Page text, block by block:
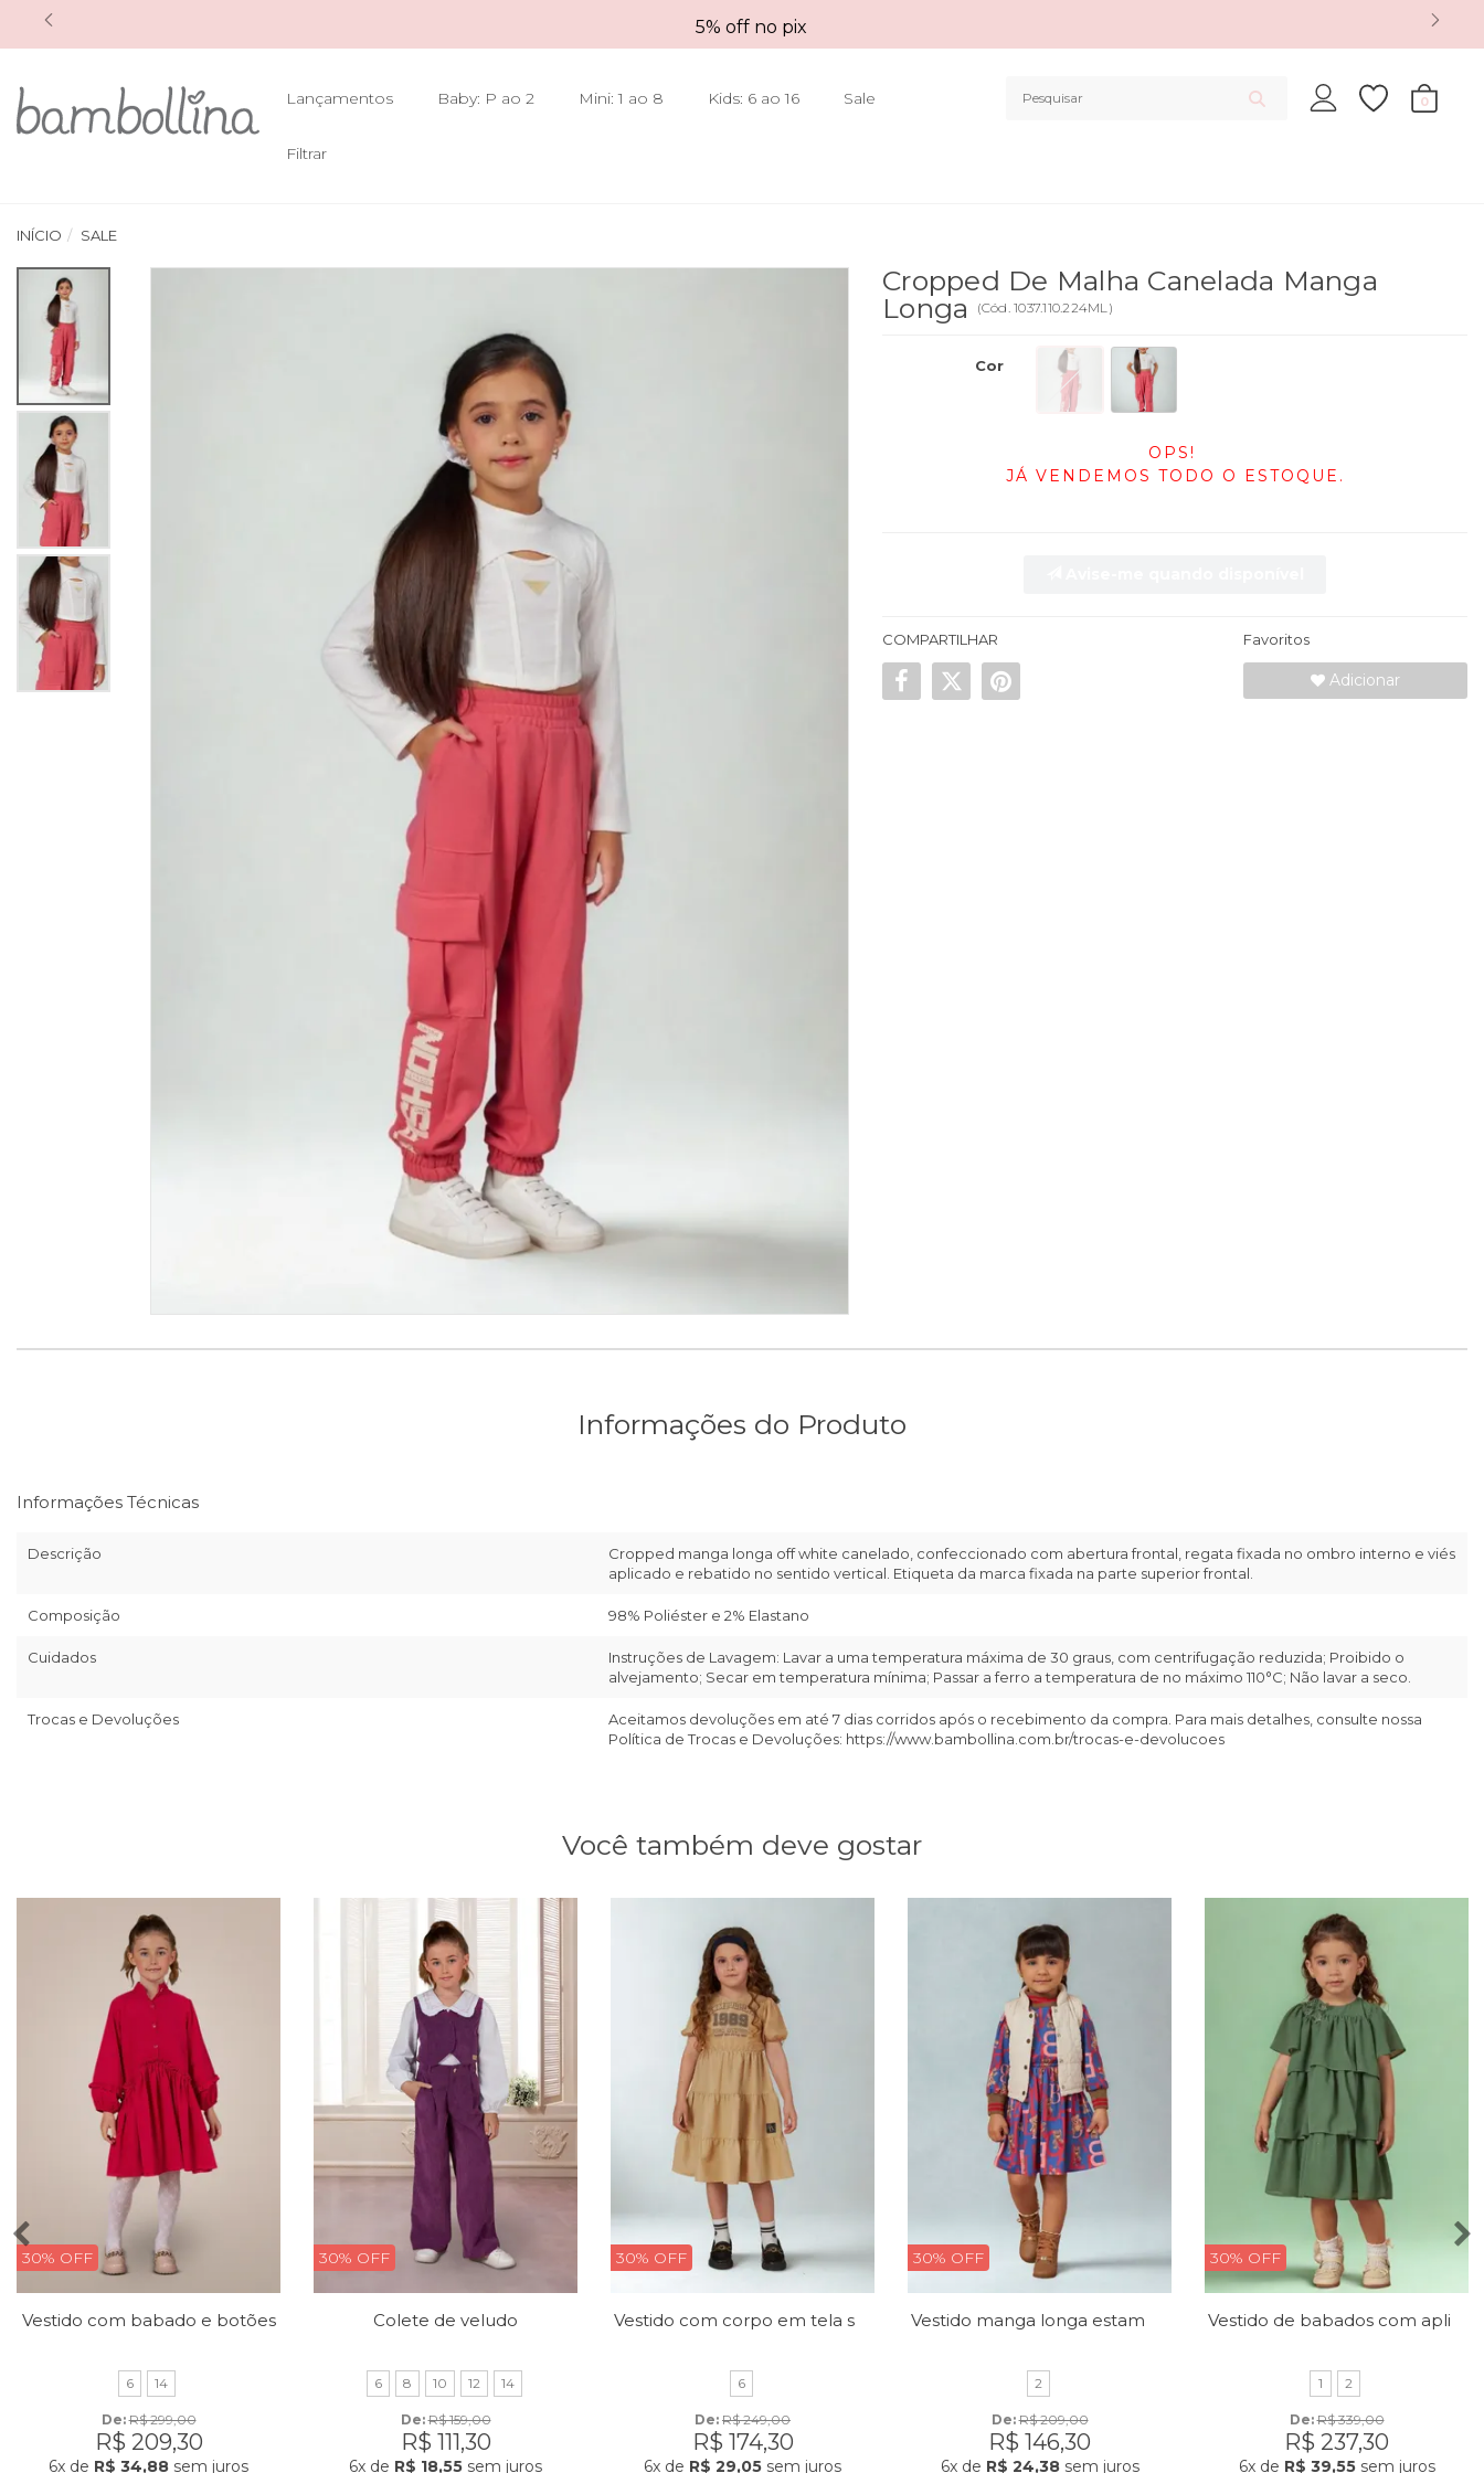
5% off no pix
Lançamentos Baby: P ao 2 Mini: 1 ao 8 Kids: 6 ao 16 Sale
Filtrar
0
INÍCIO SALE
Cropped De Malha Canelada Manga
Longa
(Cód. 1037.110.224ML )
Cor
OPS!
JÁ VENDEMOS TODO O ESTOQUE.
COMPARTILHAR Favoritos
Adicionar
Informações do Produto
Informações Técnicas
Descrição
Cropped manga longa off white canelado, confeccionado com abertura frontal, regata fixada no ombro interno e viés
aplicado e rebatido no sentido vertical. Etiqueta da marca fixada na parte superior frontal.
Composição 98% Poliéster e 2% Elastano
Cuidados
Instruções de Lavagem: Lavar a uma temperatura máxima de 30 graus, com centrifugação reduzida; Proibido o
alvejamento; Secar em temperatura mínima; Passar a ferro a temperatura de no máximo 110°C; Não lavar a seco.
Trocas e Devoluções
Aceitamos devoluções em até 7 dias corridos após o recebimento da compra. Para mais detalhes, consulte nossa
Política de Trocas e Devoluções: https://www.bambollina.com.br/trocas-e-devolucoes
Você também deve gostar
30% OFF
Vestido com babado e botões
6 14
De: R$ 299,00
R$ 209,30
6x de R$ 34,88 sem juros
30% OFF
Colete de veludo
6 8 10 12 14
De: R$ 159,00
R$ 111,30
6x de R$ 18,55 sem juros
30% OFF
6
De: R$ 249,00
R$ 174,30
6x de R$ 29,05 sem juros
30% OFF
2
De: R$ 209,00
R$ 146,30
6xde R$ 24,38sem juros
30% OFF
1 2
De: R$ 339,00
R$ 237,30
6xde R$ 39,55sem juros